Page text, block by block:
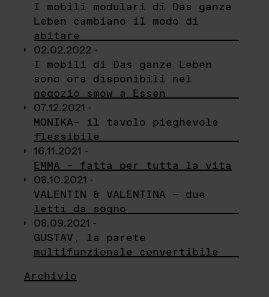
I mobili modulari di Das ganze
Leben cambiano il modo di
abitare
02.02.2022 -
I mobili di Das ganze Leben
sono ora disponibili nel
negozio smow a Essen
07.12.2021 -
MONIKA– il tavolo pieghevole
flessibile
16.11.2021 -
EMMA – fatta per tutta la vita
08.10.2021 -
VALENTIN & VALENTINA – due
letti da sogno
08.09.2021 -
GUSTAV, la parete
multifunzionale convertibile
Archivio